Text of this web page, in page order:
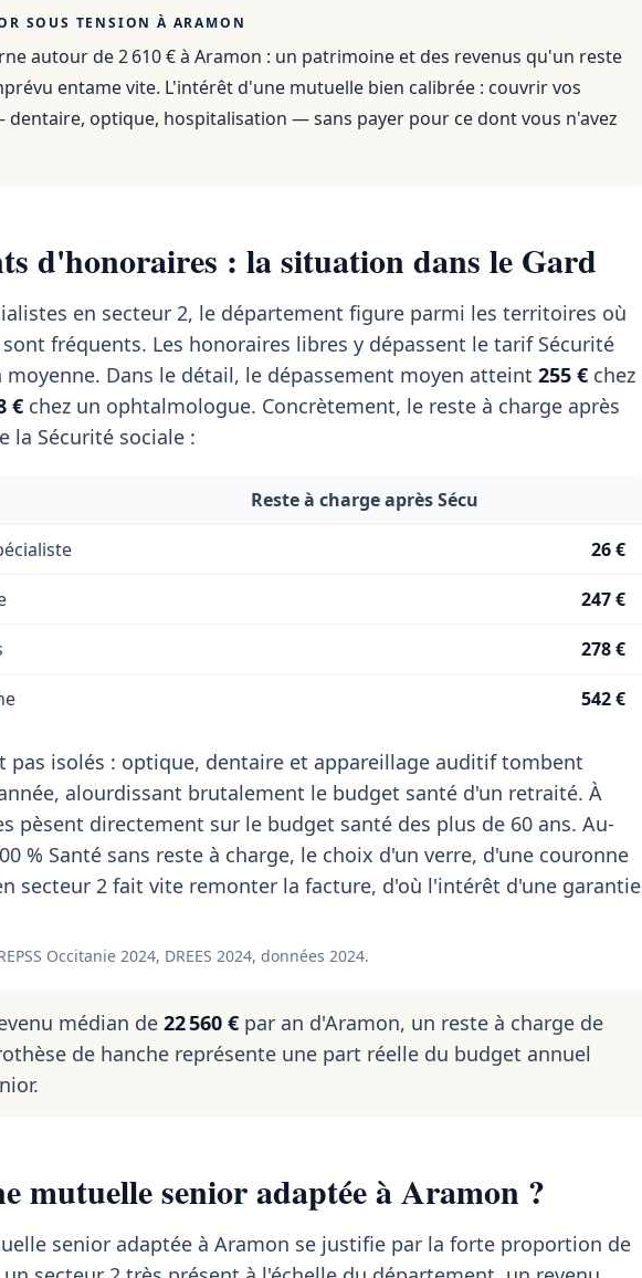
SOUS TENSION À ARAMON
autour de 2 610 €à Aramon : un patrimoine et des revenus qu'un reste
entame vite. L'intérêt d'une mutuelle bien calibrée : couvrir vos
optique, hospitalisation — sans payer pour ce dont vous n'avez
d'honoraires : la situation dans le Gard
en secteur 2, le département figure parmi les territoires où
fréquents. Les honoraires libres y dépassent le tarif Sécurité
moyenne. Dans le détail, le dépassement moyen atteint 255 € chez
€ chez un ophtalmologue. Concrètement, le reste à charge après
la Sécurité sociale :
Reste à charge après Sécu
26 €
247 €
278 €
542 €
pas isolés : optique, dentaire et appareillage auditif tombent
alourdissant brutalement le budget santé d'un retraité. À
pèsent directement sur le budget santé des plus de 60 ans. Au-
% Santé sans reste à charge, le choix d'un verre, d'une couronne
secteur 2 fait vite remonter la facture, d'où l'intérêt d'une garantie
Occitanie 2024, DREES 2024, données 2024.
médian de 22 560 € par an d'Aramon, un reste à charge de
de hanche représente une part réelle du budget annuel
mutuelle senior adaptée à Aramon ?
senior adaptée à Aramon se justifie par la forte proportion de